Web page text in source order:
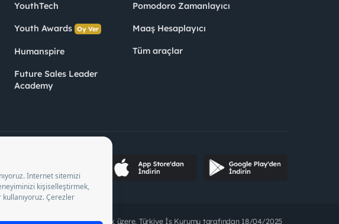
YouthTech
Youth Awards Oy Ver
Humanspire
Future Sales Leader
Academy
Pomodoro Zamanlayıcı
Maaş Hesaplayıcı
Tüm araçlar
arasında faaliyette bulunmak üzere, Türkiye İş Kurumu tarafından 18/04/2025